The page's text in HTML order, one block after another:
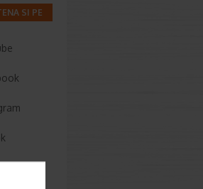
SI PE